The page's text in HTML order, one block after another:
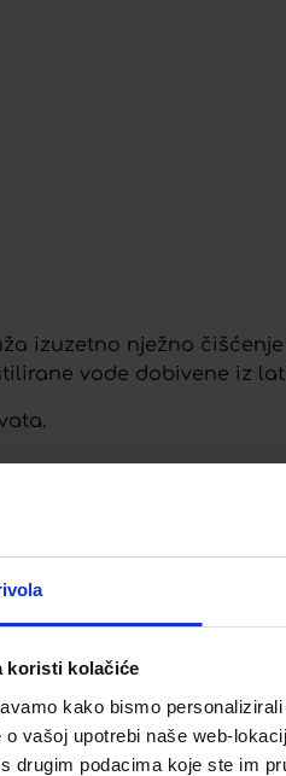
koristi kolačiće
kako bismo
o vašoj upotrebi naše web-
drugim podacima koje ste im
izuzetno nježno
vode dobivene iz
stabilnost i ugodnost